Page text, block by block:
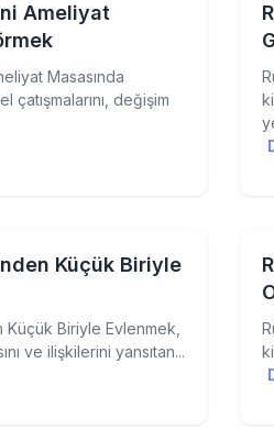
Ameliyat
Masasında
çatışmalarını, değişim
Küçük Biriyle
Biriyle Evlenmek,
ve ilişkilerini yansıtan...